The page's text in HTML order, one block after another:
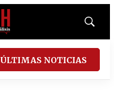
Mostrar
ÚLTIMAS NOTICIAS